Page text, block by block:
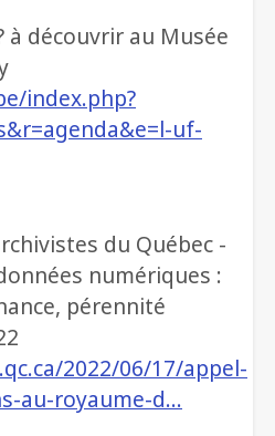
à découvrir au Musée
index.php?
uf-
du Québec -
numériques :
pérennité
2022/06/17/appel-
au-royaume-d…